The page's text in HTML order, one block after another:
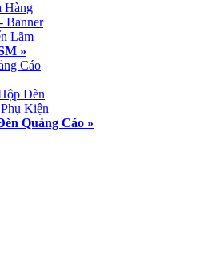
Hàng
Banner
Lãm
»
Cáo
Đèn
Kiện
Quảng Cáo »